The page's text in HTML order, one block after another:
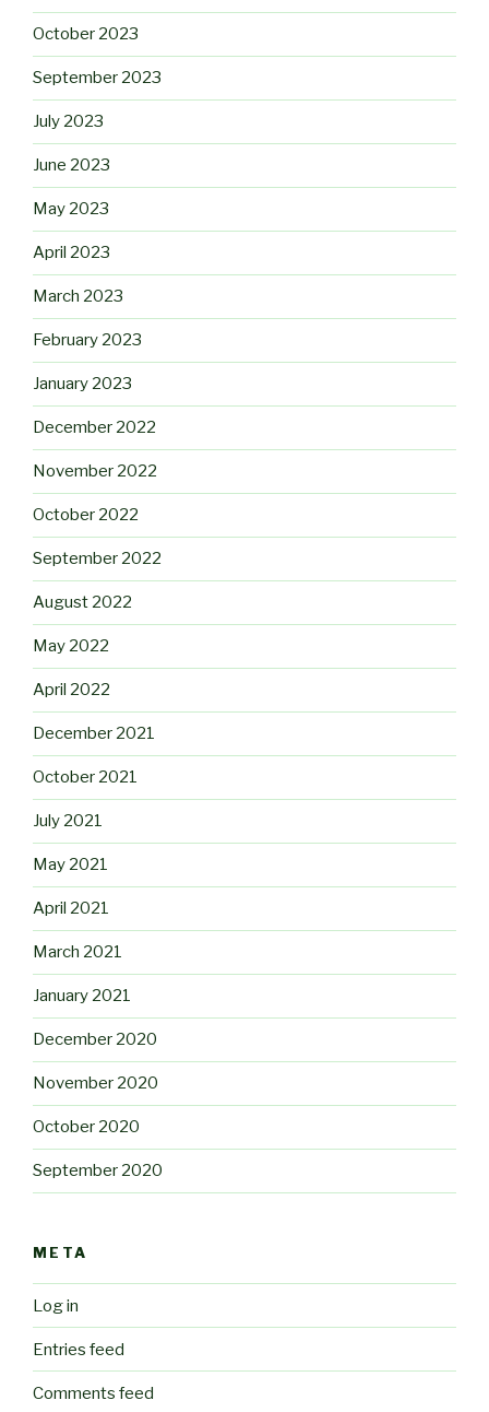
October 2023
September 2023
July 2023
June 2023
May 2023
April 2023
March 2023
February 2023
January 2023
December 2022
November 2022
October 2022
September 2022
August 2022
May 2022
April 2022
December 2021
October 2021
July 2021
May 2021
April 2021
March 2021
January 2021
December 2020
November 2020
October 2020
September 2020
META
Log in
Entries feed
Comments feed